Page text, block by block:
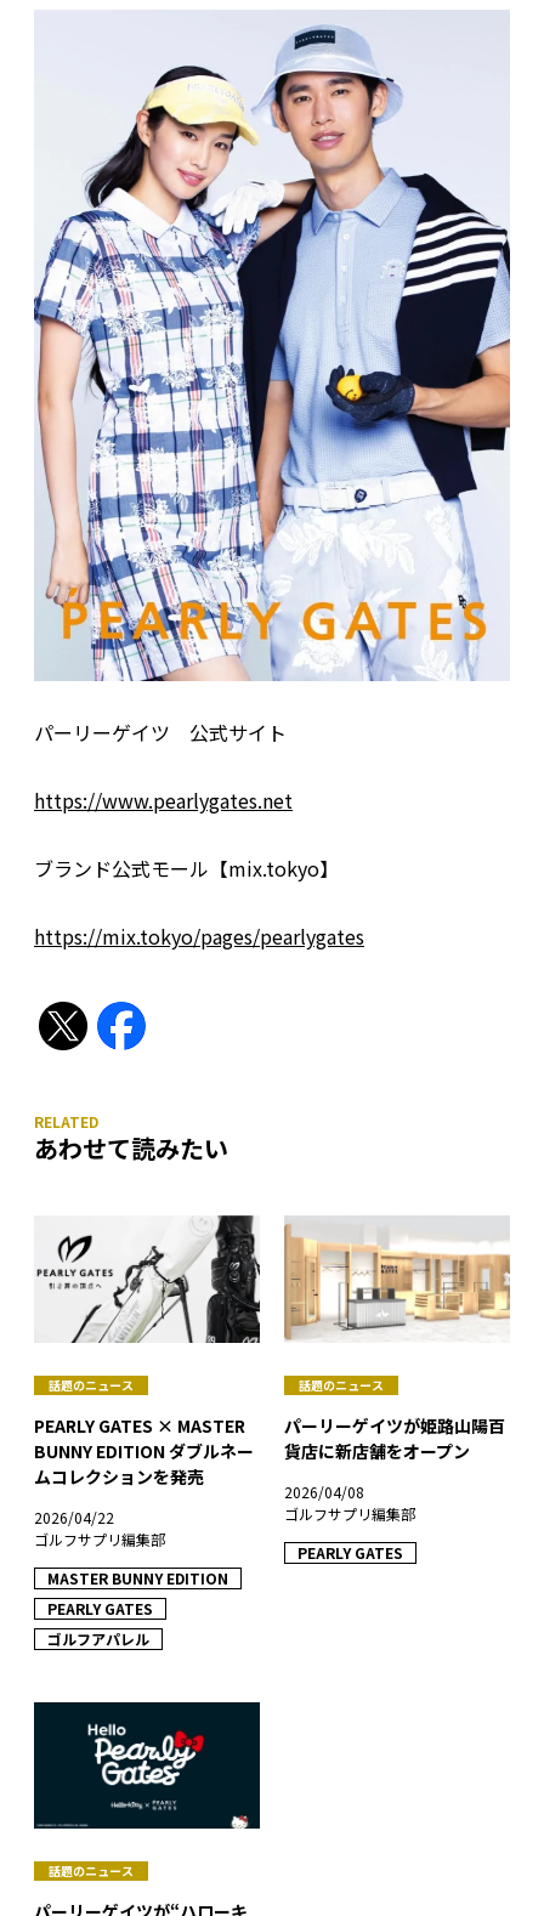
パーリーゲイツ 公式サイト
https://www.pearlygates.net
ブランド公式モール【mix.tokyo】
https://mix.tokyo/pages/pearlygates
あわせて読みたい
話題のニュース
PEARLY GATES × MASTER
BUNNY EDITION ダブルネー
ムコレクションを発売
2026/04/22
ゴルフサプリ編集部
MASTER BUNNY EDITION
PEARLY GATES
ゴルフアパレル
話題のニュース
パーリーゲイツが姫路山陽百
貨店に新店舗をオープン
2026/04/08
ゴルフサプリ編集部
PEARLY GATES
話題のニュース